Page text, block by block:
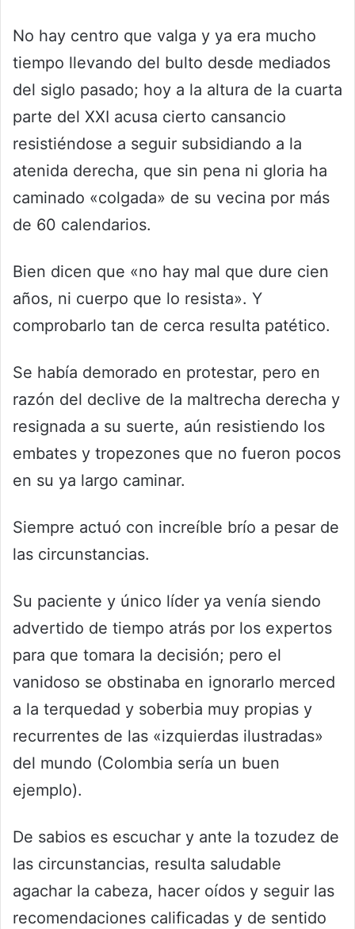
No hay centro que valga y ya era mucho
tiempo llevando del bulto desde mediados
del siglo pasado; hoy a la altura de la cuarta
parte del XXI acusa cierto cansancio
resistiéndose a seguir subsidiando a la
atenida derecha, que sin pena ni gloria ha
caminado «colgada» de su vecina por más
de 60 calendarios.
Bien dicen que «no hay mal que dure cien
años, ni cuerpo que lo resista». Y
comprobarlo tan de cerca resulta patético.
Se había demorado en protestar, pero en
razón del declive de la maltrecha derecha y
resignada a su suerte, aún resistiendo los
embates y tropezones que no fueron pocos
en su ya largo caminar.
Siempre actuó con increíble brío a pesar de
las circunstancias.
Su paciente y único líder ya venía siendo
advertido de tiempo atrás por los expertos
para que tomara la decisión; pero el
vanidoso se obstinaba en ignorarlo merced
a la terquedad y soberbia muy propias y
recurrentes de las «izquierdas ilustradas»
del mundo (Colombia sería un buen
ejemplo).
De sabios es escuchar y ante la tozudez de
las circunstancias, resulta saludable
agachar la cabeza, hacer oídos y seguir las
recomendaciones calificadas y de sentido